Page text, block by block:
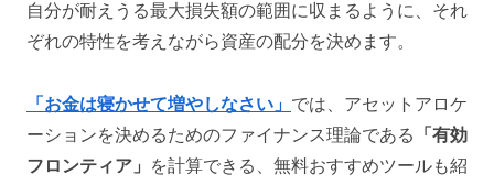
自分が耐えうる最大損失額の範囲に収まるように、それ
ぞれの特性を考えながら資産の配分を決めます。
「お金は寝かせて増やしなさい」 では、アセットアロケ
ーションを決めるためのファイナンス理論である
「有効
フロンティア」
を計算できる、無料おすすめツールも紹